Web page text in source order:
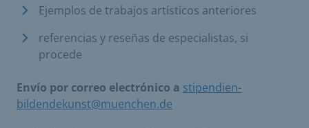
Ejemplos de trabajos artísticos anteriores
referencias y reseñas de especialistas, si
procede
Envío por correo electrónico a stipendien-
bildendekunst@muenchen.de